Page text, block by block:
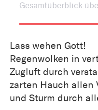
Gesamtüberblick
Lass wehen Gott!
Regenwolken in
Zugluft durch
zarten Hauch allen
und Sturm durch